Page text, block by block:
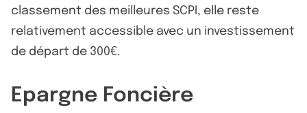
classement des meilleures SCPI, elle reste
relativement accessible avec un investissement
de départ de 300€.
Epargne Foncière